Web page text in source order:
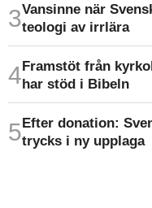
Vansinne när
teologi av irrlära
Framstöt från
har stöd i Bibeln
Efter donation:
trycks i ny upplaga